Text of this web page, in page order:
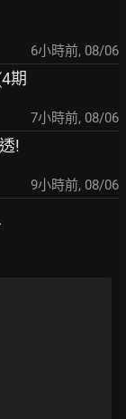
6小時前, 08/06
期
7小時前, 08/06
!
9小時前, 08/06